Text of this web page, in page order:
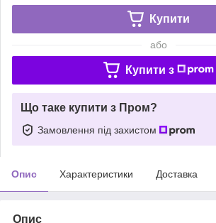
Купити
або
Купити з
Що таке купити з Пром?
Замовлення під захистом
Опис Характеристики Доставка
Опис